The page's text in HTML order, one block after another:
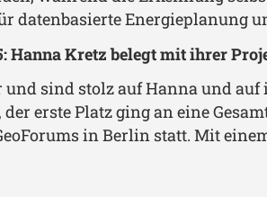
datenbasierte Energieplanung
Hanna Kretz belegt mit ihrer
sind stolz auf Hanna und
erste Platz ging an eine
in Berlin statt. Mit